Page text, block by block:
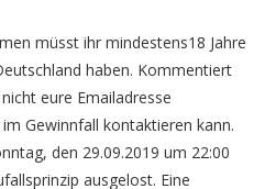
müsst ihr mindestens18 Jahre
haben. Kommentiert
eure Emailadresse
Gewinnfall kontaktieren kann.
den 29.09.2019 um 22:00
ausgelost. Eine